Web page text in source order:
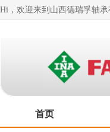
Hi，欢迎来到山西德瑞孚轴
首页